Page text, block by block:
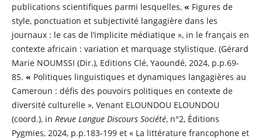
publications scientifiques parmi lesquelles,« Figures de
style, ponctuation et subjectivité langagière dans les
journaux : le cas de l’implicite médiatique », in le français en
contexte africain : variation et marquage stylistique. (Gérard
Marie NOUMSSI (Dir.), Editions Clé, Yaoundé, 2024, p.p.69-
85. « Politiques linguistiques et dynamiques langagières au
Cameroun : défis des pouvoirs politiques en contexte de
diversité culturelle », Venant ELOUNDOU ELOUNDOU
(coord.), in Revue Langue Discours Société, n°2, Éditions
Pygmies, 2024, p.p.183-199 et « La littérature francophone et